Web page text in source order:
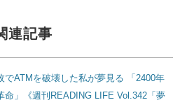
連記事
でATMを破壊した私が夢見る 「2400年
命」《週刊READING LIFE Vol.342「夢